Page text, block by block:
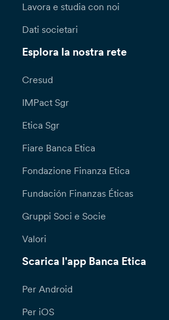
trattamento, di notifica,
opposizione, di non essere
automatizzato, compresa la
Popolare Etica Società
nonché per ricevere ulteriori
riguardo al trattamento dei tuoi
Dipendenze, oppure inoltrare
Banca, alla sezione “Privacy e
Protezione dei Dati (Data
DPO@bancaetica.com.
Qualora lamenti una violazione
l’indebito inserimento dei tuoi
puoi presentare formale reclamo
Lavora e studia con noi
Dati societari
Esplora la nostra rete
Cresud
IMPact Sgr
Etica Sgr
Fiare Banca Etica
Fondazione Finanza Etica
Fundación Finanzas Éticas
Gruppi Soci e Socie
Valori
Scarica l'app Banca Etica
Per Android
Per iOS